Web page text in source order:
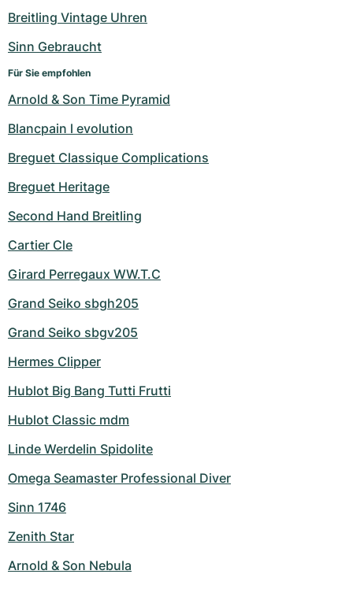
Breitling Vintage Uhren
Sinn Gebraucht
Für Sie empfohlen
Arnold & Son Time Pyramid
Blancpain l evolution
Breguet Classique Complications
Breguet Heritage
Second Hand Breitling
Cartier Cle
Girard Perregaux WW.T.C
Grand Seiko sbgh205
Grand Seiko sbgv205
Hermes Clipper
Hublot Big Bang Tutti Frutti
Hublot Classic mdm
Linde Werdelin Spidolite
Omega Seamaster Professional Diver
Sinn 1746
Zenith Star
Arnold & Son Nebula